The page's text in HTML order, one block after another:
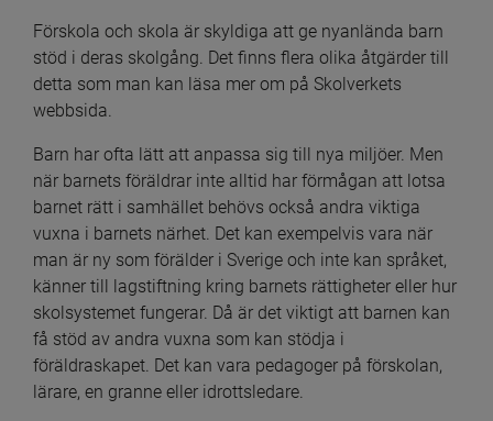
Förskola och skola är skyldiga att ge nyanlända barn
stöd i deras skolgång. Det finns flera olika åtgärder till
detta som man kan läsa mer om på Skolverkets
webbsida.
Barn har ofta lätt att anpassa sig till nya miljöer. Men
när barnets föräldrar inte alltid har förmågan att lotsa
barnet rätt i samhället behövs också andra viktiga
vuxna i barnets närhet. Det kan exempelvis vara när
man är ny som förälder i Sverige och inte kan språket,
känner till lagstiftning kring barnets rättigheter eller hur
skolsystemet fungerar. Då är det viktigt att barnen kan
få stöd av andra vuxna som kan stödja i
föräldraskapet. Det kan vara pedagoger på förskolan,
lärare, en granne eller idrottsledare.